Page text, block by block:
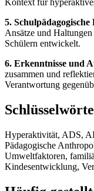
Kontext für
5. Schulpädagogische
Ansätze und
Schülern entwickelt.
6. Erkenntnisse und
zusammen und
Verantwortung
Hyperaktivität, ADS,
Pädagogische
Umweltfaktoren,
Kindesentwicklung,